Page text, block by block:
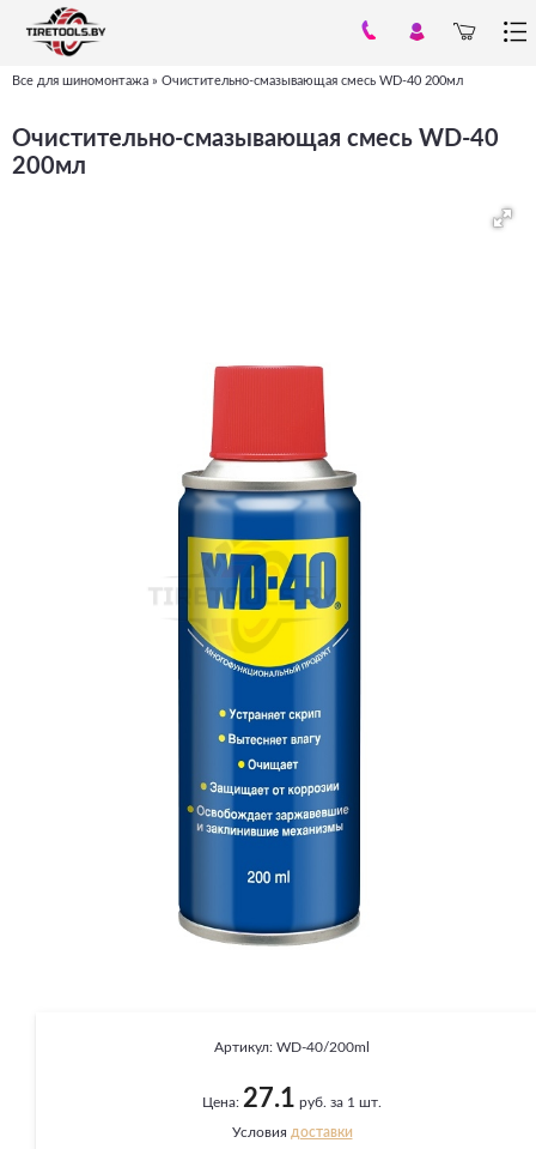
здесь
Все для шиномонтажа » Очистительно-смазывающая смесь WD-40 200мл
Очистительно-смазывающая смесь WD-40
200мл
Артикул: WD-40/200ml
Цена: 27.1 руб. за 1 шт.
Условия доставки